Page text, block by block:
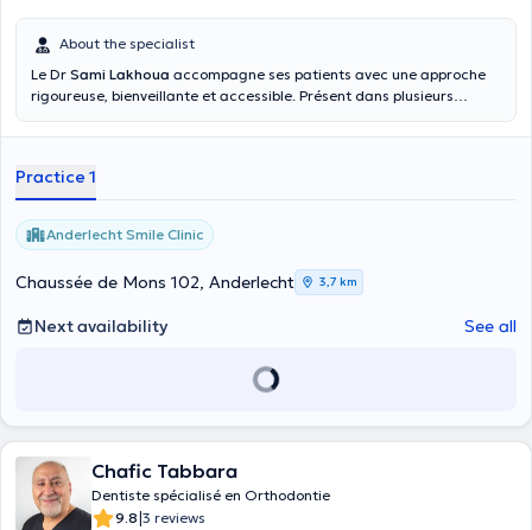
About the specialist
Le Dr Sami Lakhoua accompagne ses patients avec une approche
rigoureuse, bienveillante et accessible. Présent dans plusieurs
besoins de chacun, dans un cadre rassurant et professionnel.
importance à l’écoute, au confort et au suivi de qualité.
Lakhoua n’est pas conventionné.
Practice 1
Anderlecht Smile Clinic
Chaussée de Mons 102, Anderlecht 3,7 km
Next availability See all
Chafic Tabbara
Dentiste spécialisé en Orthodontie
9.8|3 reviews